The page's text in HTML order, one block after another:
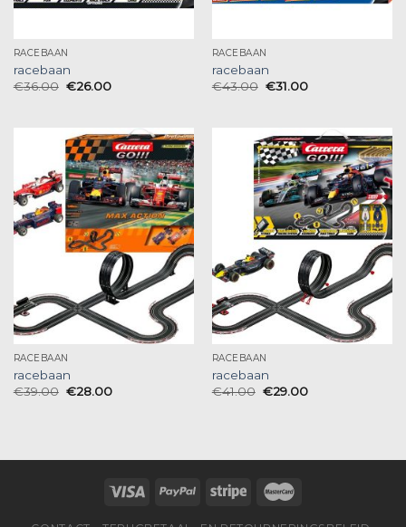
RACEBAAN
racebaan
€36.00 €26.00
RACEBAAN
racebaan
€43.00 €31.00
RACEBAAN
racebaan
€39.00 €28.00
RACEBAAN
racebaan
€41.00 €29.00